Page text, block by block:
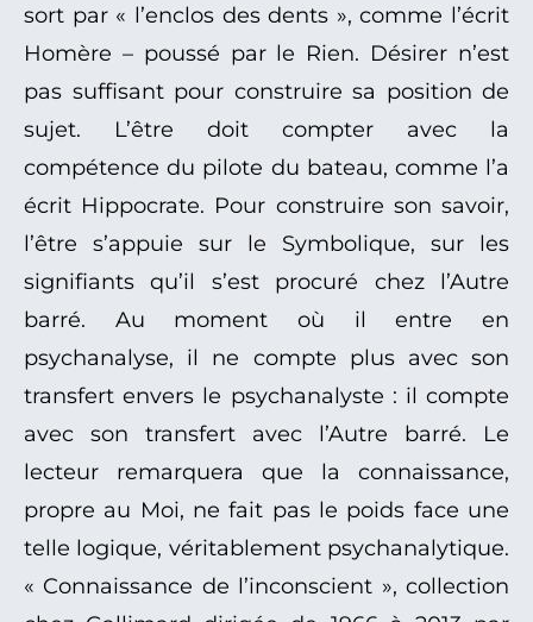
sort par « l’enclos des dents », comme l’écrit
Homère – poussé par le Rien. Désirer n’est
pas suffisant pour construire sa position de
sujet. L’être doit compter avec la
compétence du pilote du bateau, comme l’a
écrit Hippocrate. Pour construire son savoir,
l’être s’appuie sur le Symbolique, sur les
signifiants qu’il s’est procuré chez l’Autre
barré. Au moment où il entre en
psychanalyse, il ne compte plus avec son
transfert envers le psychanalyste : il compte
avec son transfert avec l’Autre barré. Le
lecteur remarquera que la connaissance,
propre au Moi, ne fait pas le poids face une
telle logique, véritablement psychanalytique.
« Connaissance de l’inconscient », collection